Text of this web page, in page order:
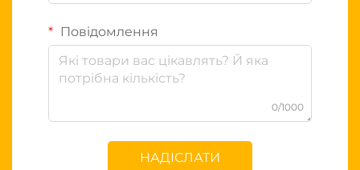
Повідомлення
0/1000
НАДІСЛАТИ